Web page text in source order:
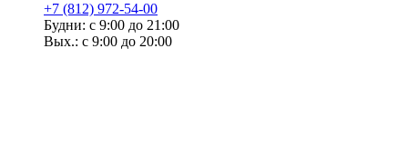
+7 (812) 972-54-00
Будни: с 9:00 до 21:00
Вых.: с 9:00 до 20:00